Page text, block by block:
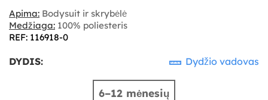
Apima: Bodysuit ir skrybėlė
Medžiaga: 100% poliesteris
REF: 116918-0
DYDIS: Dydžio vadovas
6–12 mėnesių